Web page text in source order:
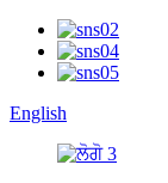
English